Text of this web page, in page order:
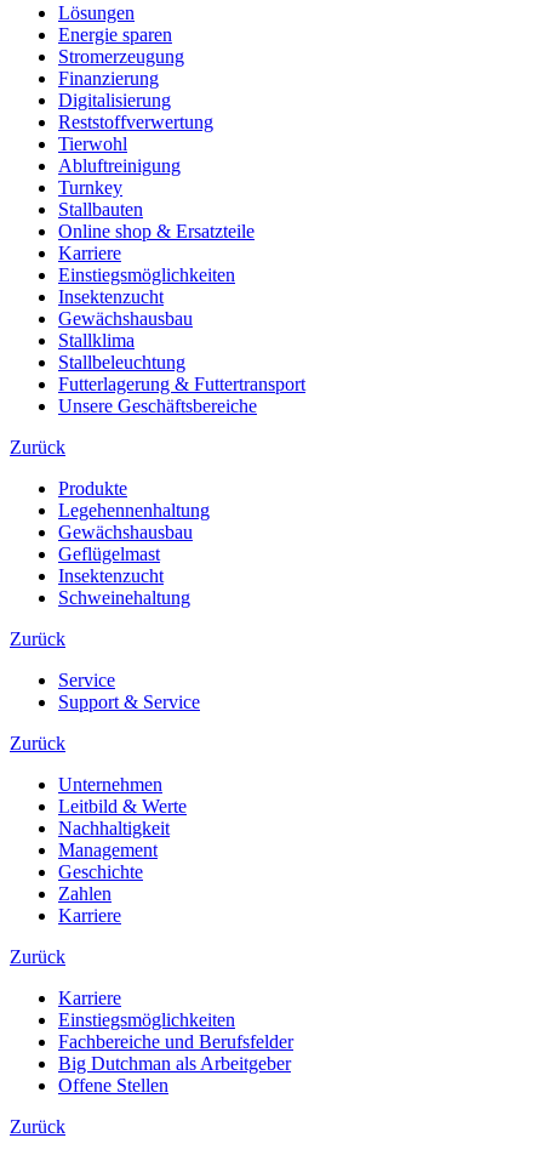
Lösungen
Energie sparen
Stromerzeugung
Finanzierung
Digitalisierung
Reststoffverwertung
Tierwohl
Abluftreinigung
Turnkey
Stallbauten
Online shop & Ersatzteile
Karriere
Einstiegsmöglichkeiten
Insektenzucht
Gewächshausbau
Stallklima
Stallbeleuchtung
Futterlagerung & Futtertransport
Unsere Geschäftsbereiche
Zurück
Produkte
Legehennenhaltung
Gewächshausbau
Geflügelmast
Insektenzucht
Schweinehaltung
Zurück
Service
Support & Service
Zurück
Unternehmen
Leitbild & Werte
Nachhaltigkeit
Management
Geschichte
Zahlen
Karriere
Zurück
Karriere
Einstiegsmöglichkeiten
Fachbereiche und Berufsfelder
Big Dutchman als Arbeitgeber
Offene Stellen
Zurück